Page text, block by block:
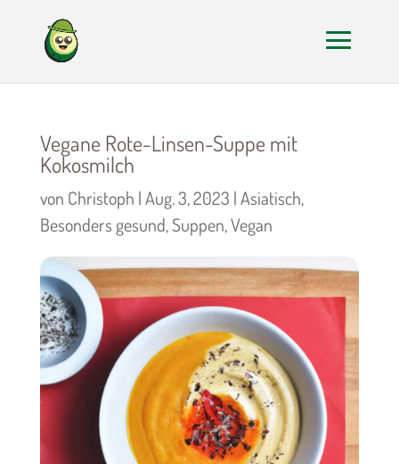
Vegane Rote-Linsen-Suppe mit
Kokosmilch
von Christoph |Aug. 3, 2023 |Asiatisch,
Besonders gesund,Suppen,Vegan